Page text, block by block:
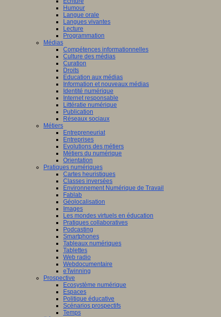
Humour
Langue orale
Langues vivantes
Lecture
Programmation
Médias
Compétences informationnelles
Culture des médias
Curation
Droits
Education aux médias
Information et nouveaux médias
Identité numérique
Internet responsable
Littératie numérique
Publication
Réseaux sociaux
Métiers
Entrepreneuriat
Entreprises
Evolutions des métiers
Métiers du numérique
Orientation
Pratiques numériques
Cartes heuristiques
Classes inversées
Environnement Numérique de Travail
Fablab
Géolocalisation
Images
Les mondes virtuels en éducation
Pratiques collaboratives
Podcasting
Smartphones
Tableaux numériques
Tablettes
Web radio
Webdocumentaire
eTwinning
Prospective
Ecosystème numérique
Espaces
Politique éducative
Scénarios prospectifs
Temps